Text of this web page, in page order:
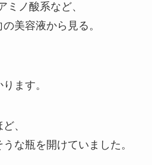
ミノ酸系など、
美容液から見る。
ます。
、
な瓶を開けていました。